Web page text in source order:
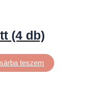
(4 db)
teszem